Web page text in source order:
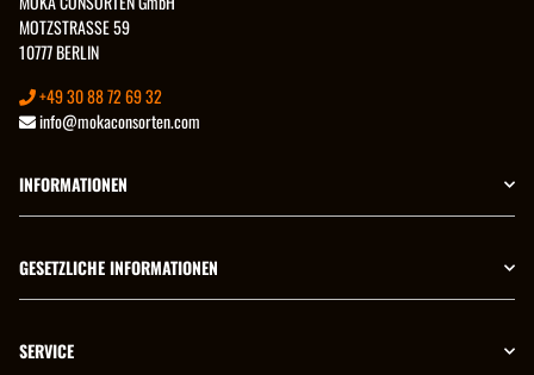
MOTZSTRASSE 59
10777 BERLIN
+49 30 88 72 69 32
info@mokaconsorten.com
INFORMATIONEN
GESETZLICHE INFORMATIONEN
SERVICE